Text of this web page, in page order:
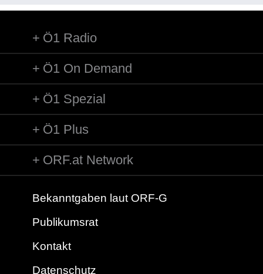
Ö1 Radio
Ö1 On Demand
Ö1 Spezial
Ö1 Plus
ORF.at Network
Bekanntgaben laut ORF-G
Publikumsrat
Kontakt
Datenschutz